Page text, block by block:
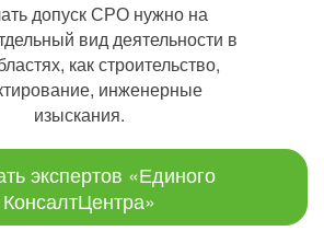
допуск СРО нужно на
вид деятельности в
как строительство,
инженерные
изыскания.
экспертов «Единого
КонсалтЦентра»